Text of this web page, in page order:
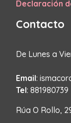
Declaración
Contacto
De Lunes a
Email:
Tel: 881980739
Rúa O Rollo,